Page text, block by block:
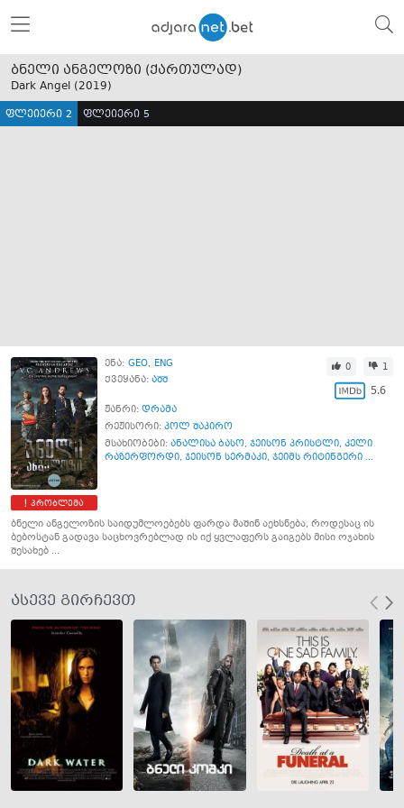
ბნელი ანგელოზი (ქართულად)
Dark Angel (2019)
ფლეიერი 2 ფლეიერი 5
პრობლემა
ენა: GEO ENG
ქვეყანა: აშშ
0 1
5.6
ჟანრი: დრამა
რეჟისორი: პოლ შაპირო
მსახიობები: ანალისა ბასო, ჯეისონ პრისტლი, კელი
რაზერფორდი, ჯეისონ სერმაკი, ჯეიმს რიტინგერი ...
ბნელი ანგელოზის საიდუმლოებებს ფარდა მაშინ აეხსნება, როდესაც ის
ბებოსტან გადავა საცხოვრებლად ის იქ ყვლაფერს გაიგებს მისი ოჯახის
შესახებ ...
ასევე გირჩევთ